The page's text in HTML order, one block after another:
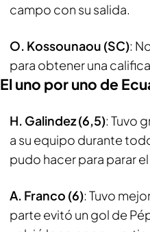
campo con su salida.
O. Kossounaou (SC):
para obtener una
El uno por uno de
H. Galindez (6,5): Tuvo
a su equipo durante
pudo hacer para parar
A. Franco (6): Tuvo
parte evitó un gol de